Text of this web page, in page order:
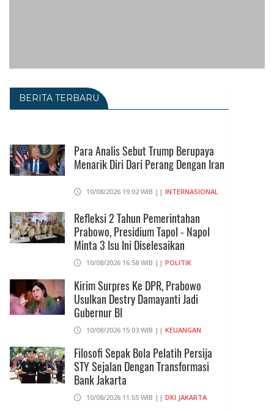
BERITA TERBARU
Para Analis Sebut Trump Berupaya
Menarik Diri Dari Perang Dengan Iran
10/08/2026 19:02 WIB || INTERNASIONAL
Refleksi 2 Tahun Pemerintahan
Prabowo, Presidium Tapol - Napol
Minta 3 Isu Ini Diselesaikan
10/08/2026 16:58 WIB || POLITIK
Kirim Surpres Ke DPR, Prabowo
Usulkan Destry Damayanti Jadi
Gubernur BI
10/08/2026 15:03 WIB || KEUANGAN
Filosofi Sepak Bola Pelatih Persija
STY Sejalan Dengan Transformasi
Bank Jakarta
10/08/2026 11:55 WIB || DKI JAKARTA